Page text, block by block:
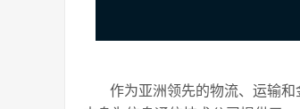
作为亚洲领先的物流、运输